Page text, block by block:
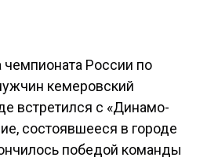
чемпионата России по
кемеровский
встретился с «Динамо-
состоявшееся в городе
победой команды